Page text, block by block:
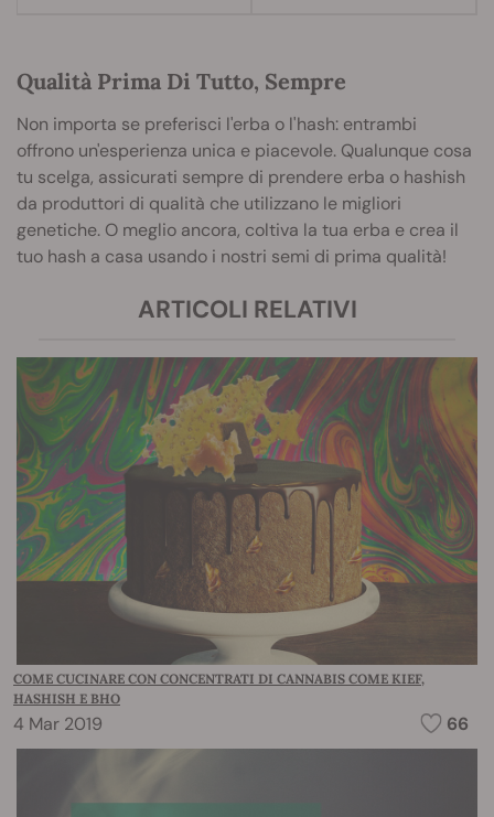
Qualità Prima Di Tutto, Sempre
Non importa se preferisci l'erba o l'hash: entrambi
offrono un'esperienza unica e piacevole. Qualunque cosa
tu scelga, assicurati sempre di prendere erba o hashish
da produttori di qualità che utilizzano le migliori
genetiche. O meglio ancora, coltiva la tua erba e crea il
tuo hash a casa usando i nostri semi di prima qualità!
ARTICOLI RELATIVI
COME CUCINARE CON CONCENTRATI DI CANNABIS COME KIEF,
HASHISH E BHO
4 Mar 2019 66